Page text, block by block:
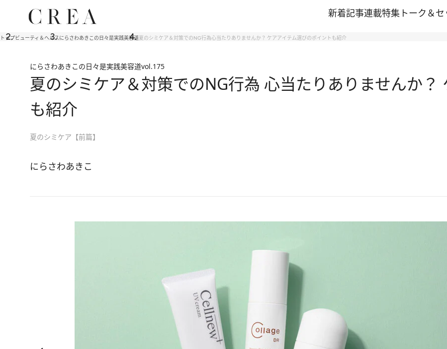
新着記事連載特集 トーク＆
トップビューティ＆ヘルスにらさわあきこの日々是実践美容道夏のシミケア＆対策でのNG行為心当たりありませんか？ ケアアイテム選びのポイントも紹介
にらさわあきこの日々是実践美容道vol.175
夏のシミケア＆対策でのNG行為 心当たりありませんか？
も紹介
夏のシミケア【前篇】
にらさわあきこ